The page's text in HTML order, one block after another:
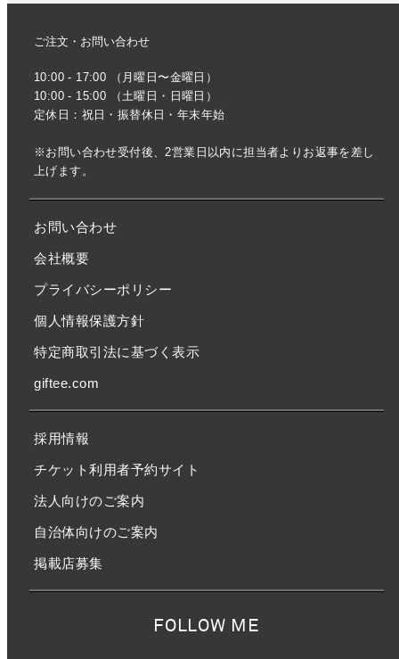
ご注文・お問い合わせ
10:00 - 17:00 （月曜日〜金曜日）
10:00 - 15:00 （土曜日・日曜日）
定休日：祝日・振替休日・年末年始
※お問い合わせ受付後、2営業日以内に担当者よりお返事を差し
上げます。
お問い合わせ
会社概要
プライバシーポリシー
個人情報保護方針
特定商取引法に基づく表示
giftee.com
採用情報
チケット利用者予約サイト
法人向けのご案内
自治体向けのご案内
掲載店募集
FOLLOW ME